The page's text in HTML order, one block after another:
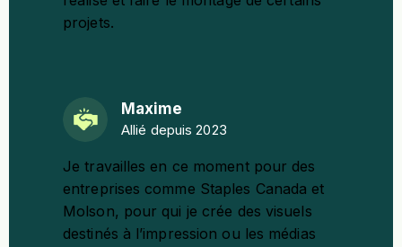
projets.
Maxime
Allié depuis 2023
Je travailles en ce moment pour des
entreprises comme Staples Canada et
Molson, pour qui je crée des visuels
destinés à l’impression ou les médias